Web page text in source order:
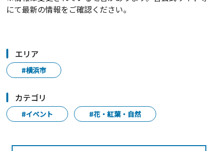
にて最新の情報をご確認ください。
エリア
#横浜市
カテゴリ
#イベント #花・紅葉・自然